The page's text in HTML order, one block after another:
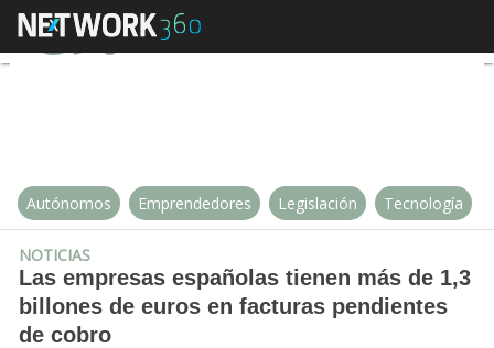
Las empresas españolas tienen
Autónomos Emprendedores Legislación Tecnología
NOTICIAS
Las empresas españolas tienen más de 1,3
billones de euros en facturas pendientes
de cobro